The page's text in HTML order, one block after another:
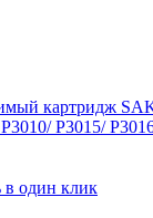
картридж
P3015/
в один клик